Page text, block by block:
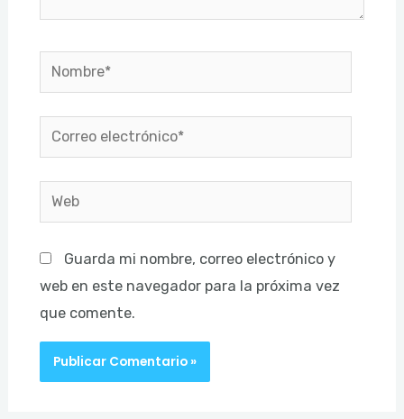
Nombre*
Correo
electrónico*
Web
Guarda mi nombre, correo electrónico y
web en este navegador para la próxima vez
que comente.